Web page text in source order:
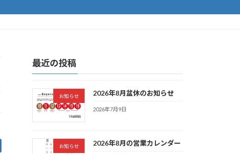
最近の投稿
お知らせ 2026年8月盆休のお知らせ
2026年7月9日
お知らせ 2026年8月の営業カレンダー